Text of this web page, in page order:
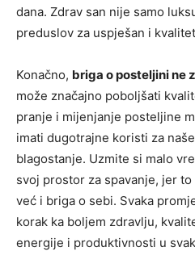
dana. Zdrav san nije samo
preduslov za uspješan i
Konačno, briga o posteljini ne
može značajno poboljšati
pranje i mijenjanje posteljine
imati dugotrajne koristi za
blagostanje. Uzmite si malo
svoj prostor za spavanje, jer
već i briga o sebi. Svaka
korak ka boljem zdravlju,
energije i produktivnosti u